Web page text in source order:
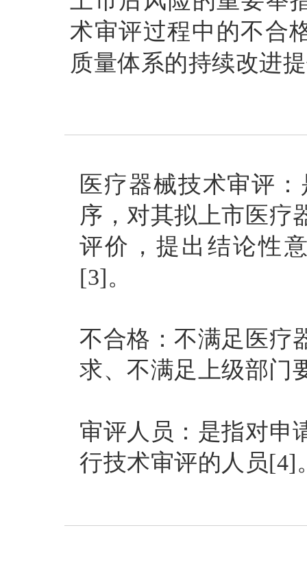
术审评过程中的不合
质量体系的持续改进
医疗器械技术审评
序，对其拟上市医疗
评价，提出结论性
[3]。
不合格：不满足医疗
求、不满足上级部门
审评人员：是指对申
行技术审评的人员[4]